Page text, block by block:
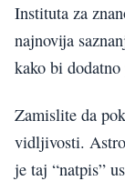
Instituta za
najnovija
kako bi
Zamislite da
vidljivosti.
je taj “natpis”